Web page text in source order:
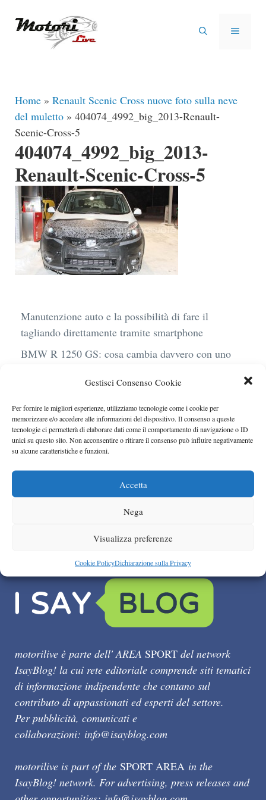
Gestisci Consenso Cookie
Per fornire le migliori esperienze, utilizziamo tecnologie come i cookie per
memorizzare e/o accedere alle informazioni del dispositivo. Il consenso a queste
tecnologie ci permetterà di elaborare dati come il comportamento di navigazione o ID
unici su questo sito. Non acconsentire o ritirare il consenso può influire negativamente
su alcune caratteristiche e funzioni.
Accetta
Nega
Visualizza preferenze
Cookie PolicyDichiarazione sulla Privacy
MENU
Home » Renault Scenic Cross nuove foto sulla neve
del muletto » 404074_4992_big_2013-Renault-
Scenic-Cross-5
404074_4992_big_2013-
Renault-Scenic-Cross-5
Manutenzione auto e la possibilità di fare il
tagliando direttamente tramite smartphone
BMW R 1250 GS: cosa cambia davvero con uno
sostenibile, stile, anche con noleggio a lungo
termine
Ufficiale l’arrivo degli stop lampeggianti
Le caratteristiche del motore Turbo 100 di
Peugeot
motorilive è parte dell' AREA SPORT del network
IsayBlog! la cui rete editoriale comprende siti tematici
di informazione indipendente che contano sul
contributo di appassionati ed esperti del settore.
Per pubblicità, comunicati e
collaborazioni: info@isayblog.com
motorilive is part of the SPORT AREA in the
IsayBlog! network. For advertising, press releases and